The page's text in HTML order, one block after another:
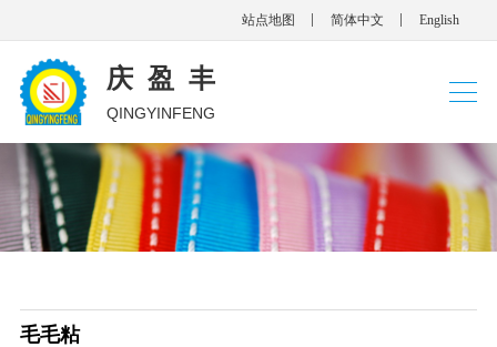
站点地图 简体中文 English
庆盈丰
QINGYINFENG
毛毛粘